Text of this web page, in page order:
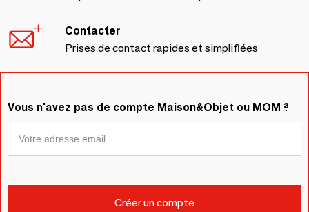
Contacter
Prises de contact rapides et simplifiées
Vous n'avez pas de compte Maison&Objet ou MOM ?